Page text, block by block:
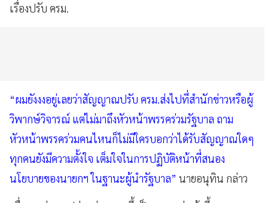
เรื่องปรับ ครม.
“ผมยังงงอยู่เลยว่าสัญญาณปรับ ครม.ส่งไปที่สำนักข่าวหรือผู้
วิพากษ์วิจารณ์ แต่ไม่มาถึงหัวหน้าพรรคร่วมรัฐบาล ถาม
หัวหน้าพรรคร่วมคนไหนก็ไม่มีใครบอกว่าได้รับสัญญาณใดๆ
ทุกคนยังมีความตั้งใจ เต็มใจในการปฏิบัติหน้าที่สนอง
นโยบายของนายกฯ ในฐานะผู้นำรัฐบาล” นายอนุทิน กล่าว